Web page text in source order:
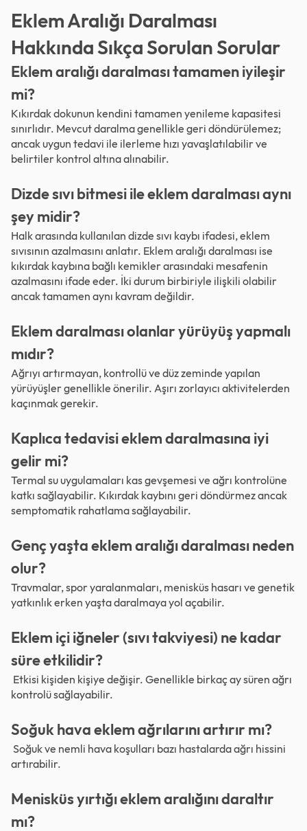
Eklem Aralığı Daralması
Hakkında Sıkça Sorulan Sorular
Eklem aralığı daralması tamamen iyileşir
mi?
Kıkırdak dokunun kendini tamamen yenileme kapasitesi
sınırlıdır. Mevcut daralma genellikle geri döndürülemez;
ancak uygun tedavi ile ilerleme hızı yavaşlatılabilir ve
belirtiler kontrol altına alınabilir.
Dizde sıvı bitmesi ile eklem daralması aynı
şey midir?
Halk arasında kullanılan dizde sıvı kaybı ifadesi, eklem
sıvısının azalmasını anlatır. Eklem aralığı daralması ise
kıkırdak kaybına bağlı kemikler arasındaki mesafenin
azalmasını ifade eder. İki durum birbiriyle ilişkili olabilir
ancak tamamen aynı kavram değildir.
Eklem daralması olanlar yürüyüş yapmalı
mıdır?
Ağrıyı artırmayan, kontrollü ve düz zeminde yapılan
yürüyüşler genellikle önerilir. Aşırı zorlayıcı aktivitelerden
kaçınmak gerekir.
Kaplıca tedavisi eklem daralmasına iyi
gelir mi?
Termal su uygulamaları kas gevşemesi ve ağrı kontrolüne
katkı sağlayabilir. Kıkırdak kaybını geri döndürmez ancak
semptomatik rahatlama sağlayabilir.
Genç yaşta eklem aralığı daralması neden
olur?
Travmalar, spor yaralanmaları, menisküs hasarı ve genetik
yatkınlık erken yaşta daralmaya yol açabilir.
Eklem içi iğneler (sıvı takviyesi) ne kadar
süre etkilidir?
Etkisi kişiden kişiye değişir. Genellikle birkaç ay süren ağrı
kontrolü sağlayabilir.
Soğuk hava eklem ağrılarını artırır mı?
Soğuk ve nemli hava koşulları bazı hastalarda ağrı hissini
artırabilir.
Menisküs yırtığı eklem aralığını daraltır
mı?